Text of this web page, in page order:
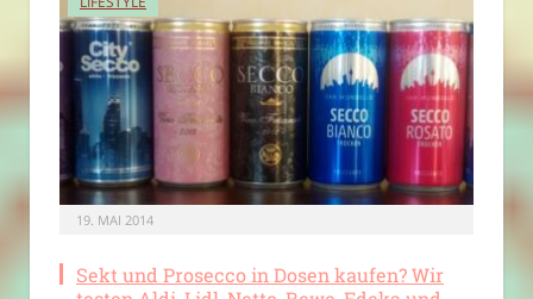
19. MAI 2014
Sekt und Prosecco in Dosen kaufen? Wir